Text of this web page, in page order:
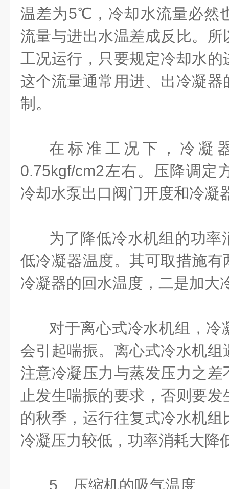
温差为5℃ ，冷却水流量必
流量与进出水温差成反比。
工况运行，只要规定冷却水
这个流量通常用进、出冷凝
制。
在标准工况下，冷凝
0.75kgf/cm2左右。压降调定
冷却水泵出口阀门开度和冷凝
为了降低冷水机组的功率
低冷凝器温度。其可取措施
冷凝器的回水温度，二是加大
对于离心式冷水机组，冷
会引起喘振。离心式冷水机
注意冷凝压力与蒸发压力之
止发生喘振的要求，否则要
的秋季，运行往复式冷水机
冷凝压力较低，功率消耗大降
5、压缩机的吸气温度